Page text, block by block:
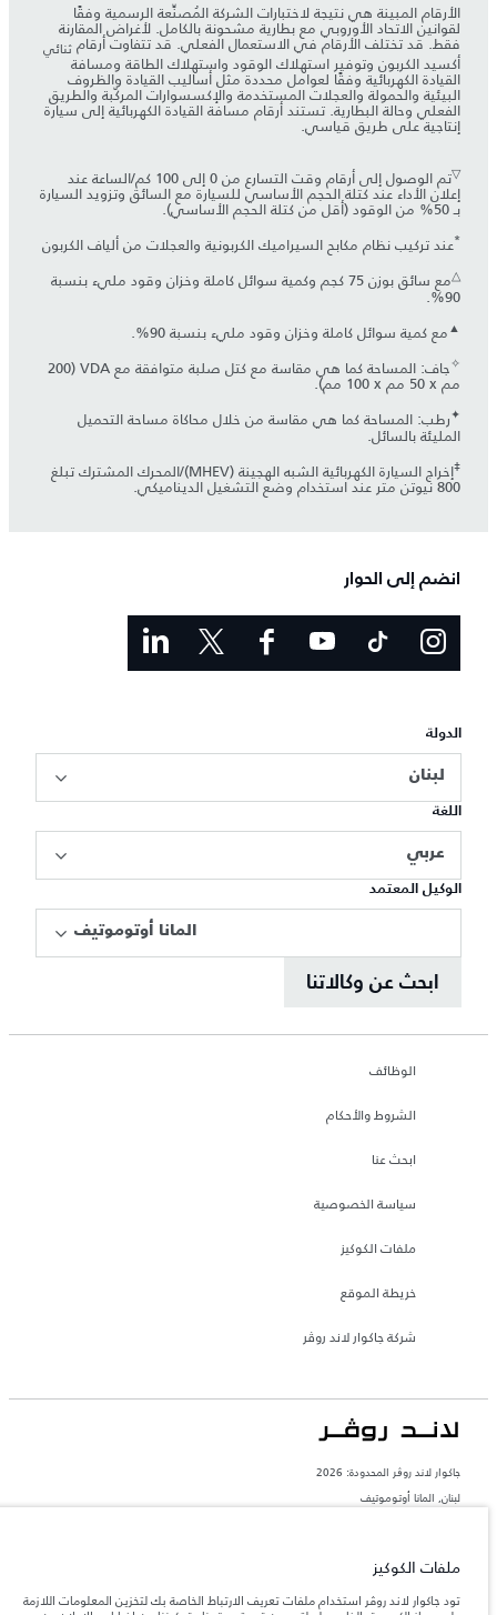
الأرقام المبينة هي نتيجة لاختبارات الشركة المُصنِّعة الرسمية وفقًا
لقوانين الاتحاد الأوروبي مع بطارية مشحونة بالكامل. لأغراض المقارنة
فقط. قد تختلف الأرقام في الاستعمال الفعلي. قد تتفاوت أرقام ثنائي
أكسيد الكربون وتوفير استهلاك الوقود واستهلاك الطاقة ومسافة
القيادة الكهربائية وفقًا لعوامل محددة مثل أساليب القيادة والظروف
البيئية والحمولة والعجلات المستخدمة والإكسسوارات المركّبة والطريق
الفعلي وحالة البطارية. تستند أرقام مسافة القيادة الكهربائية إلى سيارة
إنتاجية على طريق قياسي.
▽ تم الوصول إلى أرقام وقت التسارع من 0 إلى 100 كم/الساعة عند
إعلان الأداء عند كتلة الحجم الأساسي للسيارة مع السائق وتزويد السيارة
بـ 50% من الوقود (أقل من كتلة الحجم الأساسي).
*عند تركيب نظام مكابح السيراميك الكربونية والعجلات من ألياف الكربون
△ مع سائق بوزن 75 كجم وكمية سوائل كاملة وخزان وقود مليء بنسبة
90%.
▲مع كمية سوائل كاملة وخزان وقود مليء بنسبة 90%.
✧ جاف: المساحة كما هي مقاسة مع كتل صلبة متوافقة مع VDA (‏200
مم x ‏50 مم x ‏100 مم).
✦رطب: المساحة كما هي مقاسة من خلال محاكاة مساحة التحميل
المليئة بالسائل.
‡ إخراج السيارة الكهربائية الشبه الهجينة (MHEV)/المحرك المشترك تبلغ
800 نيوتن متر عند استخدام وضع التشغيل الديناميكي.
انضم إلى الحوار
الدولة
لبنان
اللغة
عربي
الوكيل المعتمد
المانا أوتوموتيف
ابحث عن وكالاتنا
الوظائف
الشروط والأحكام
ابحث عنا
سياسة الخصوصية
ملفات الكوكيز
خريطة الموقع
شركة جاكوار لاند روڤر
جاكوار لاند روڨر المحدودة: 2026
لبنان, المانا أوتوموتيف
والحمولة.
ملفات الكوكيز
تود جاكوار لاند روڤر استخدام ملفات تعريف الارتباط الخاصة بك لتخزين المعلومات اللازمة